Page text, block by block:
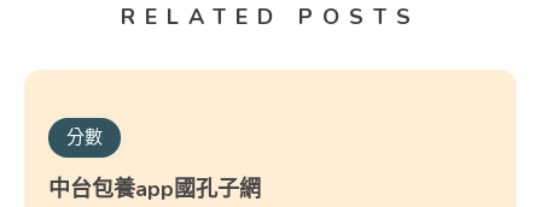
RELATED POSTS
分數
中台包養app國孔子網